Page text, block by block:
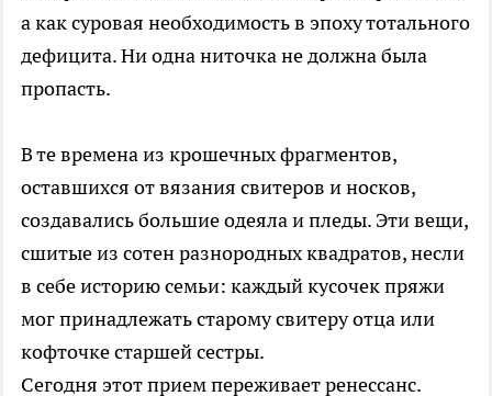
а как суровая необходимость в эпоху тотального
дефицита. Ни одна ниточка не должна была
пропасть.
В те времена из крошечных фрагментов,
оставшихся от вязания свитеров и носков,
создавались большие одеяла и пледы. Эти вещи,
сшитые из сотен разнородных квадратов, несли
в себе историю семьи: каждый кусочек пряжи
мог принадлежать старому свитеру отца или
кофточке старшей сестры.
Сегодня этот прием переживает ренессанс.